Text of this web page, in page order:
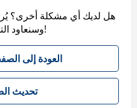
هل لديك أي مشكلة أخرى؟
وسنعاود التواصل معك. شكرًا على صبرك!
العودة إلى
تحديث الصفحة